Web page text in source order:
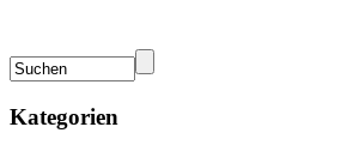
Kategorien